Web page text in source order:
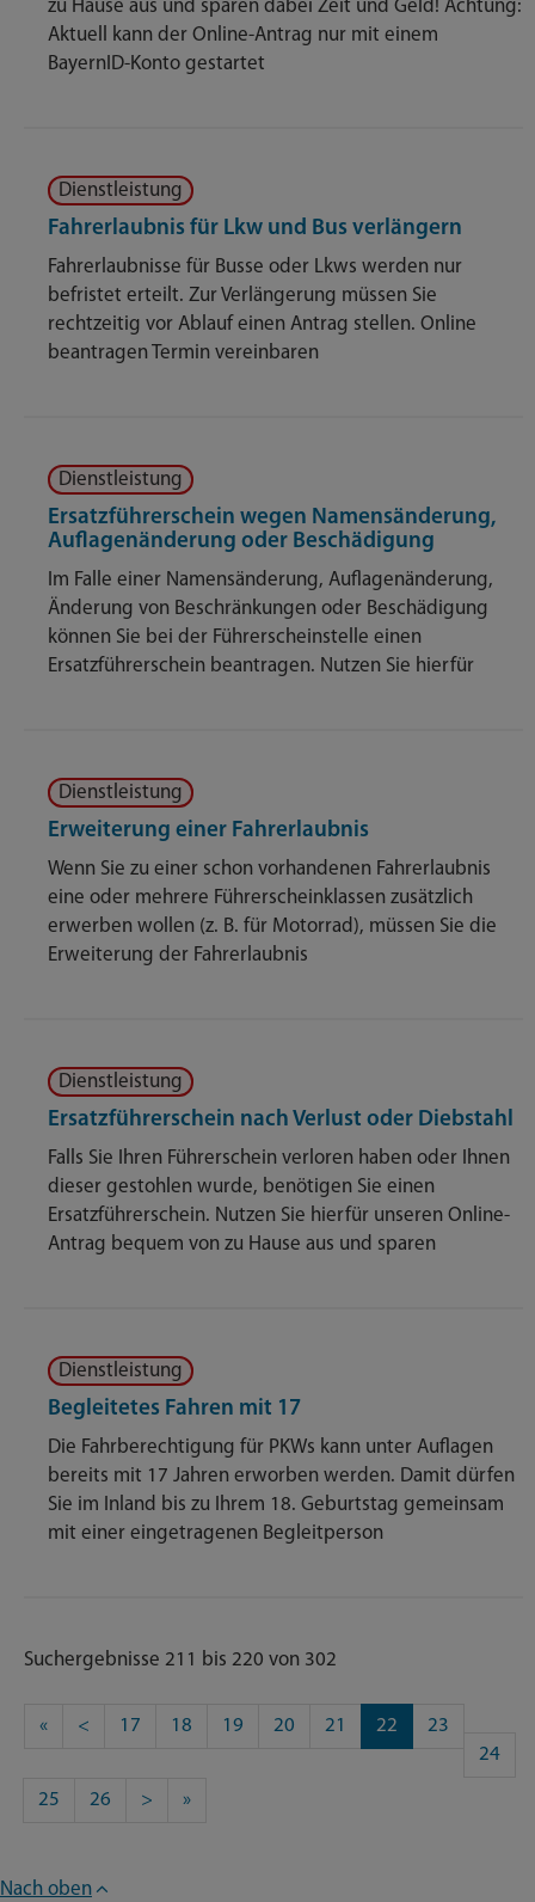
zu Hause aus und sparen dabei Zeit und Geld! Achtung:
Aktuell kann der Online-Antrag nur mit einem
BayernID-Konto gestartet
Dienstleistung
Fahrerlaubnis für Lkw und Bus verlängern
Fahrerlaubnisse für Busse oder Lkws werden nur
befristet erteilt. Zur Verlängerung müssen Sie
rechtzeitig vor Ablauf einen Antrag stellen. Online
beantragen Termin vereinbaren
Dienstleistung
Ersatzführerschein wegen Namensänderung,
Auflagenänderung oder Beschädigung
Im Falle einer Namensänderung, Auflagenänderung,
Änderung von Beschränkungen oder Beschädigung
können Sie bei der Führerscheinstelle einen
Ersatzführerschein beantragen. Nutzen Sie hierfür
Dienstleistung
Erweiterung einer Fahrerlaubnis
Wenn Sie zu einer schon vorhandenen Fahrerlaubnis
eine oder mehrere Führerscheinklassen zusätzlich
erwerben wollen (z. B. für Motorrad), müssen Sie die
Erweiterung der Fahrerlaubnis
Dienstleistung
Ersatzführerschein nach Verlust oder Diebstahl
Falls Sie Ihren Führerschein verloren haben oder Ihnen
dieser gestohlen wurde, benötigen Sie einen
Ersatzführerschein. Nutzen Sie hierfür unseren Online-
Antrag bequem von zu Hause aus und sparen
Dienstleistung
Begleitetes Fahren mit 17
Die Fahrberechtigung für PKWs kann unter Auflagen
bereits mit 17 Jahren erworben werden. Damit dürfen
Sie im Inland bis zu Ihrem 18. Geburtstag gemeinsam
mit einer eingetragenen Begleitperson
Suchergebnisse 211 bis 220 von 302
« < 17 18 19 20 21 22
23
24
25 26 > »
Nach oben